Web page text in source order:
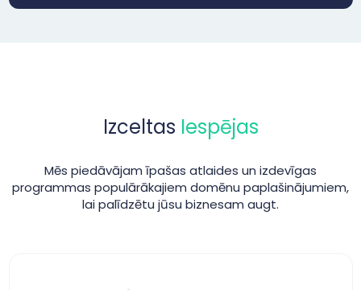
Izceltas Iespējas
Mēs piedāvājam īpašas atlaides un izdevīgas
programmas populārākajiem domēnu paplašinājumiem,
lai palīdzētu jūsu biznesam augt.